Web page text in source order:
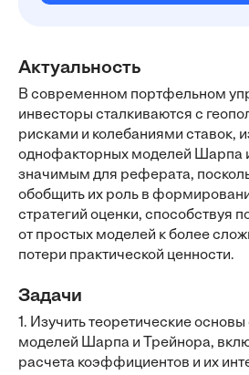
Актуальность
В современном портфельном
инвесторы сталкиваются с
рисками и колебаниями ставок,
однофакторных моделей Шарпа
значимым для реферата,
обобщить их роль в
стратегий оценки, способствуя
от простых моделей к более
потери практической ценности.
Задачи
1. Изучить теоретические
моделей Шарпа и Трейнора,
расчета коэффициентов и их